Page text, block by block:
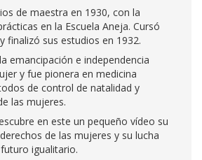
de maestra en 1930, con la
en la Escuela Aneja. Cursó
finalizó sus estudios en 1932.
emancipación e independencia
y fue pionera en medicina
de control de natalidad y
las mujeres.
en este un pequeño vídeo su
de las mujeres y su lucha
igualitario.